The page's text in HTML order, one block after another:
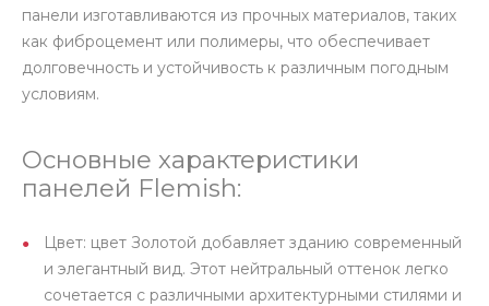
панели изготавливаются из прочных материалов, таких
как фиброцемент или полимеры, что обеспечивает
долговечность и устойчивость к различным погодным
условиям.
Основные характеристики
панелей Flemish:
Цвет: цвет Золотой добавляет зданию современный
и элегантный вид. Этот нейтральный оттенок легко
сочетается с различными архитектурными стилями и